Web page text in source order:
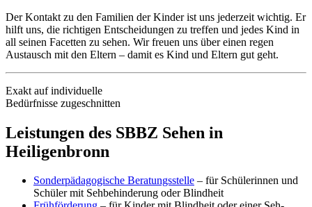
Der Kontakt zu den Familien der Kinder ist uns jederzeit wichtig. Er
hilft uns, die richtigen Ent­scheidungen zu treffen und jedes Kind in
all seinen Facetten zu sehen. Wir freuen uns über einen regen
Austausch mit den Eltern – damit es Kind und Eltern gut geht.
Exakt auf individuelle
Bedürfnisse zugeschnitten
Leistungen des SBBZ Sehen in
Heiligenbronn
Sonder­pädagogische Beratungs­stelle – für Schülerinnen und
Schüler mit Seh­behinderung oder Blindheit